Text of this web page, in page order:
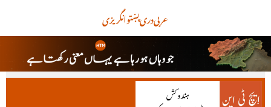
انگریزیپښتودریعربی